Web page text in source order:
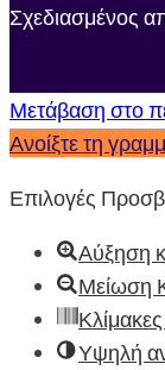
Σχεδιασμένος
Μετάβαση στο
Ανοίξτε τη
Επιλογές
Αύξηση
Μείωση
Υψηλή